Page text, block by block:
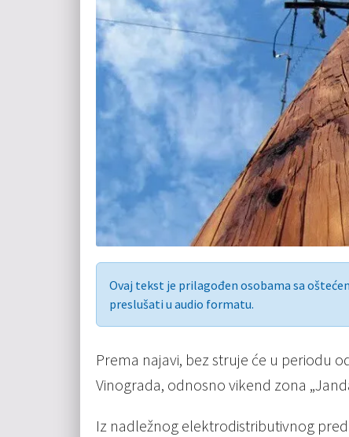
Ovaj tekst je prilagođen osobama sa
preslušati u audio formatu.
Prema najavi, bez struje će u periodu
Vinograda, odnosno vikend zona
Iz nadležnog elektrodistributivnog